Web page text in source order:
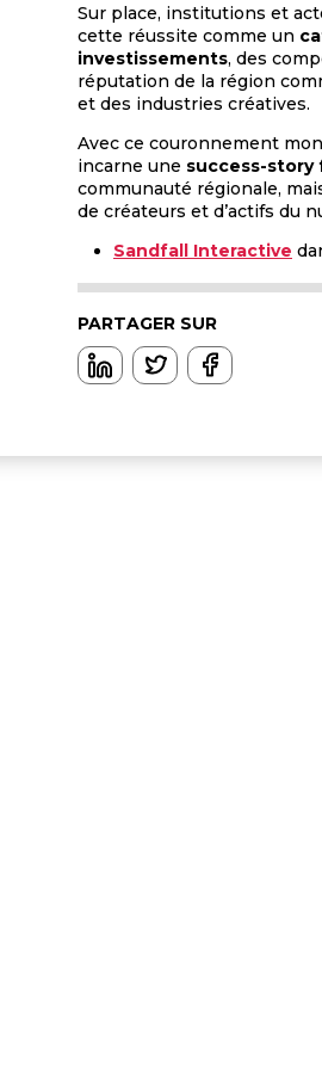
Sur place, institutions et
cette réussite comme un
investissements, des
réputation de la région
et des industries créatives.
Avec ce couronnement
incarne une success-story
communauté régionale,
de créateurs et d’actifs du
Sandfall Interactive
PARTAGER SUR